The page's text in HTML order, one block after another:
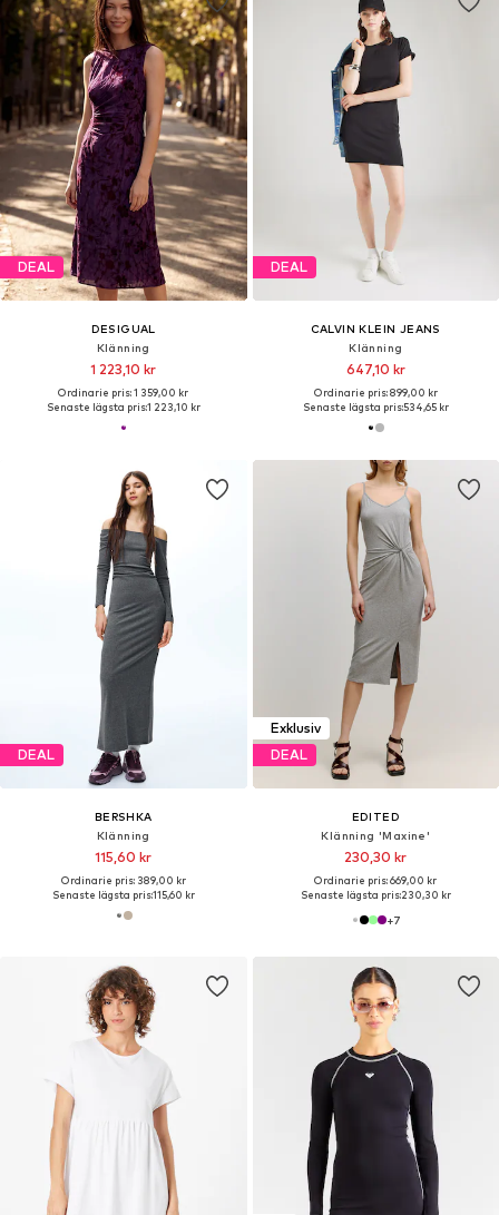
DEAL
DESIGUAL
Klänning
1 223,10 kr
Ordinarie pris: 1 359,00 kr
Senaste lägsta pris:1 223,10 kr
DEAL
CALVIN KLEIN JEANS
Klänning
647,10 kr
Ordinarie pris: 899,00 kr
Senaste lägsta pris:534,65 kr
DEAL
BERSHKA
Klänning
115,60 kr
Ordinarie pris: 389,00 kr
Senaste lägsta pris:115,60 kr
Exklusiv
DEAL
EDITED
Klänning 'Maxine'
230,30 kr
Ordinarie pris: 669,00 kr
Senaste lägsta pris:230,30 kr
+7